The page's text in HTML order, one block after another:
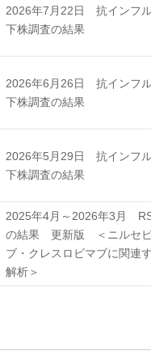
マレーシア｜Malaysia
ロシア｜Russia｜中国｜
その他｜Other
募集要項｜Requirements
過去の卒業生紹介｜
2026年7月22日 抗インフ
下株調査の結果
2026年6月26日 抗インフ
下株調査の結果
2026年5月29日 抗インフ
下株調査の結果
2025年4月～2026年3月
の結果 更新版 ＜ニルセビ
ブ・クレスロビマブに関連
解析＞